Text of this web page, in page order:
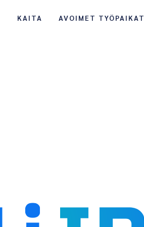
KAITA AVOIMET TYÖPAIKAT